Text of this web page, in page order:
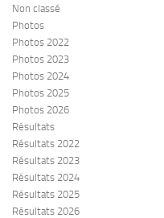
Non classé
Photos
Photos 2022
Photos 2023
Photos 2024
Photos 2025
Photos 2026
Résultats
Résultats 2022
Résultats 2023
Résultats 2024
Résultats 2025
Résultats 2026